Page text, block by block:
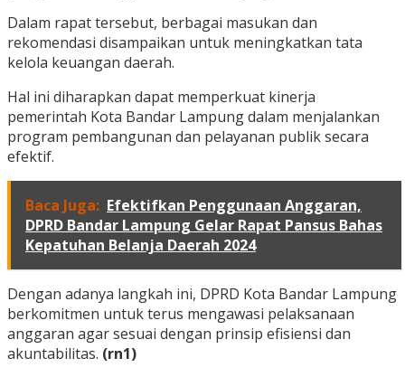
Dalam rapat tersebut, berbagai masukan dan
rekomendasi disampaikan untuk meningkatkan tata
kelola keuangan daerah.
Hal ini diharapkan dapat memperkuat kinerja
pemerintah Kota Bandar Lampung dalam menjalankan
program pembangunan dan pelayanan publik secara
efektif.
Baca Juga: Efektifkan Penggunaan Anggaran,
DPRD Bandar Lampung Gelar Rapat Pansus Bahas
Kepatuhan Belanja Daerah 2024
Dengan adanya langkah ini, DPRD Kota Bandar Lampung
berkomitmen untuk terus mengawasi pelaksanaan
anggaran agar sesuai dengan prinsip efisiensi dan
akuntabilitas. (rn1)